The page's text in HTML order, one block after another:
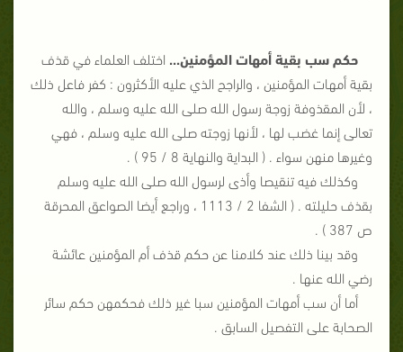
حكم سب بقية أمهات المؤمنين... اختلف العلماء في قذف
بقية أمهات المؤمنين ، والراجح الذي عليه الأكثرون : كفر فاعل ذلك
، لأن المقذوفة زوجة رسول الله صلى الله عليه وسلم ، والله
تعالى إنما غضب لها ، لأنها زوجته صلى الله عليه وسلم ، فهي
وغيرها منهن سواء . ( البداية والنهاية 8 / 95 ) .
وكذلك فيه تنقيصا وأذى لرسول الله صلى الله عليه وسلم
بقذف حليلته . ( الشفا 2 / 1113 ، وراجع أيضا الصواعق المحرقة
ص 387 ) .
وقد بينا ذلك عند كلامنا عن حكم قذف أم المؤمنين عائشة
رضي الله عنها .
أما أن سب أمهات المؤمنين سبا غير ذلك فحكمهن حكم سائر
الصحابة على التفصيل السابق .